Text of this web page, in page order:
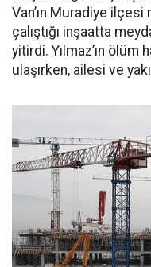
Van’ın Muradiye ilçesi
çalıştığı inşaatta
yitirdi. Yılmaz’ın
ulaşırken, ailesi ve